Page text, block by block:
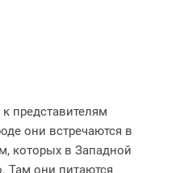
представителям
они встречаются в
которых в Западной
Там они питаются